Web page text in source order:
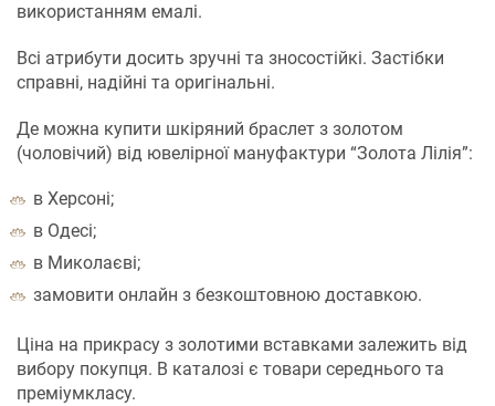
використанням емалі.
Всі атрибути досить зручні та зносостійкі. Застібки
справні, надійні та оригінальні.
Де можна купити шкіряний браслет з золотом
(чоловічий) від ювелірної мануфактури “Золота Лілія”:
в Херсоні;
в Одесі;
в Миколаєві;
замовити онлайн з безкоштовною доставкою.
Ціна на прикрасу з золотими вставками залежить від
вибору покупця. В каталозі є товари середнього та
преміумкласу.